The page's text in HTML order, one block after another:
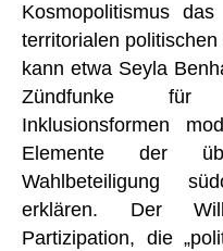
Kosmopolitismus
territorialen
kann etwa Seyla
Zündfunke für
Inklusionsformen
Elemente der
Wahlbeteiligung
erklären. Der
Partizipation, die